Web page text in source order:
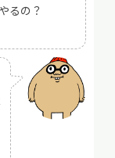
るの？